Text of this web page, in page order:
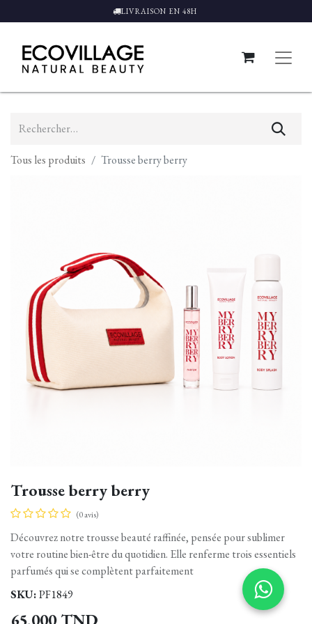
LIVRAISON EN 48H
Tous les produits Trousse berry berry
Trousse berry berry
(0 avis)
Découvrez notre trousse beauté raffinée, pensée pour sublimer
votre routine bien-être du quotidien. Elle renferme trois essentiels
parfumés qui se complètent parfaitement
SKU:PF1849